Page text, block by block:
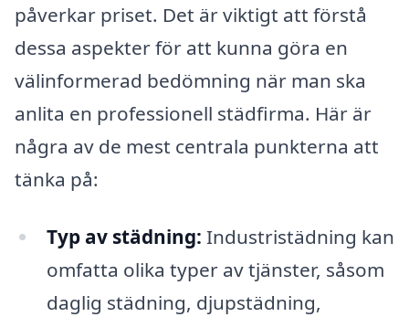
påverkar priset. Det är viktigt att förstå
dessa aspekter för att kunna göra en
välinformerad bedömning när man ska
anlita en professionell städfirma. Här är
några av de mest centrala punkterna att
tänka på:
Typ av städning: Industristädning kan
omfatta olika typer av tjänster, såsom
daglig städning, djupstädning,